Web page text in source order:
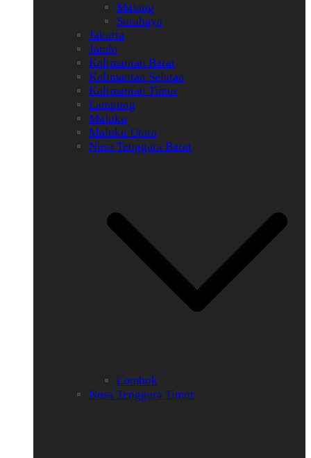
Malang
Surabaya
Jakarta
Jambi
Kalimantan Barat
Kalimantan Selatan
Kalimantan Timur
Lampung
Maluku
Maluku Utara
Nusa Tenggara Barat
Lombok
Nusa Tenggara Timur